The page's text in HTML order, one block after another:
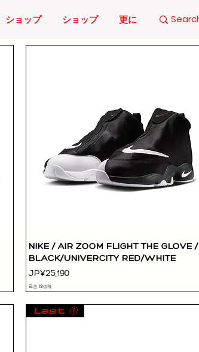
ショップ ショップ 更に
快速瀏覽
NIKE / AIR ZOOM FLIGHT THE GLOVE /
BLACK/UNIVERCITY RED/WHITE
價格
JP¥25,190
已含 增值税
Last ①